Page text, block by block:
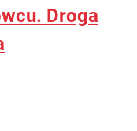
Droga